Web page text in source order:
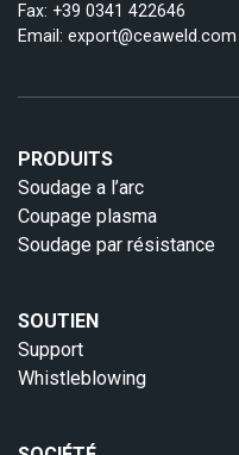
Fax: +39 0341 422646
Email: export@ceaweld.com
PRODUITS
Soudage a l’arc
Coupage plasma
Soudage par résistance
SOUTIEN
Support
Whistleblowing